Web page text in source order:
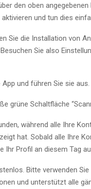
den oben
und tun dies
Sie die Installation von
Sie also
und führen Sie sie aus.
grüne Schaltfläche
während alle Ihre
hat. Sobald alle Ihre
Ihr Profil an diesem Tag
Bitte verwenden
und unterstützt alle